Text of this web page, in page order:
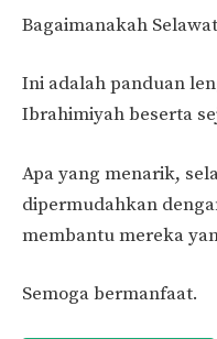
Bagaimanakah
Ini adalah panduan
Ibrahimiyah beserta
Apa yang menarik,
dipermudahkan
membantu mereka
Semoga bermanfaat.